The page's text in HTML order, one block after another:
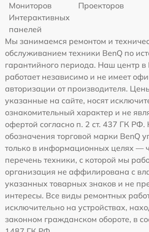
Мониторов
Проекторов
Интерактивных
панелей
Мы занимаемся ремонтом и
обслуживанием техники BenQ по
гарантийного периода. Наш центр в
работает независимо и не имеет
авторизации от производителя.
указанные на сайте, носят
ознакомительный характер и не
офертой согласно п. 2 ст. 437 ГК РФ.
обозначения торговой марки BenQ
только в информационных целях —
перечень техники, с которой мы
организация не аффилирована с
указанных товарных знаков и не
интересы. Все виды ремонтных
исключительно на устройствах,
законном гражданском обороте, в